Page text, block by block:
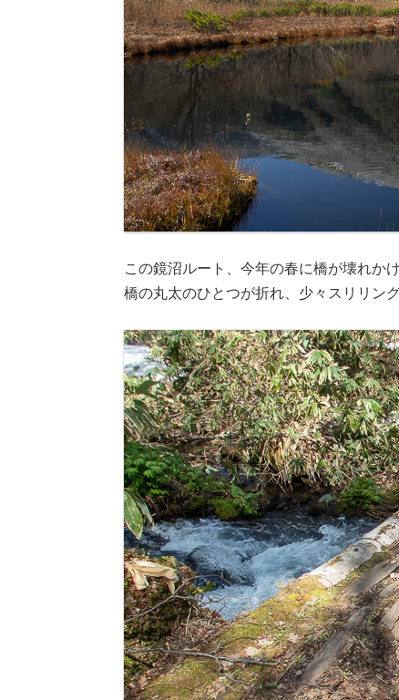
この鏡沼ルート、今年の春に橋が壊れか
橋の丸太のひとつが折れ、少々スリリング